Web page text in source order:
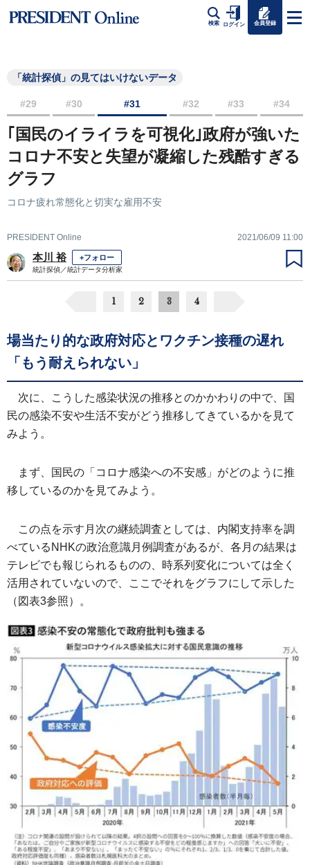
検索 ログイン 会員登録
「統計探偵」の見てはいけないデータ
#29 #30 #31 #32 #33 #34
｢国民のイライラを可視化｣政府が強いた
コロナ不安と失望が凝縮した残酷すぎる
グラフ
コロナ疲れ常態化と切実な雇用不安
PRESIDENT Online 2021/06/09 11:00
本川 裕 +フォロー
統計探偵／統計データ分析家
1 2 3 4
場当たり的な政府対応とワクチン接種の遅れ
「もう耐えられない」
次に、こうした感染状況の推移とのかかわりの中で、国
民の感染不安や生活不安がどう推移してきているかを見て
みよう。
まず、国民の「コロナ感染への不安感」がどのように推
移しているのかを見てみよう。
この点を示す月次の継続調査としては、内閣支持率を調
べているNHKの政治意識月例調査があるが、各月の結果は
テレビでも報じられるものの、時系列変化については全く
活用されていないので、ここでそれをグラフにして示した
（図表3参照）。